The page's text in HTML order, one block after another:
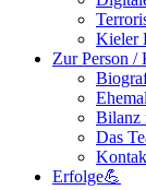
Kieler
Zur Person /
Bilanz
Das
Erfolge💪